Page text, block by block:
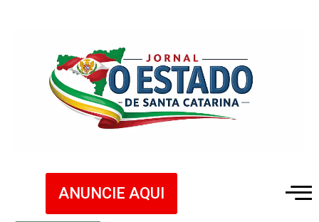
ANUNCIE AQUI